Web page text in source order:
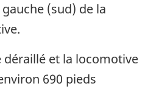
(sud) de la
déraillé et la locomotive
690 pieds